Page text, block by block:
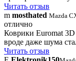
Читать отзыв
m mosthated Mazda
отлично
Коврики Euromat
вроде даже шума
Читать отзыв